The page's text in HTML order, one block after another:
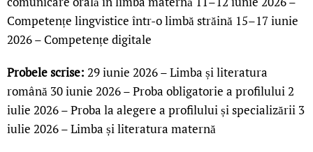
Competențe lingvistice într-o limbă străină 15–17 iunie
2026 – Competențe digitale
Probele scrise: 29 iunie 2026 – Limba și literatura
română 30 iunie 2026 – Proba obligatorie a profilului 2
iulie 2026 – Proba la alegere a profilului și specializării 3
iulie 2026 – Limba și literatura maternă